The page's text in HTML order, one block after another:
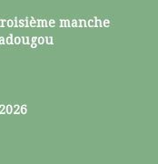
manche